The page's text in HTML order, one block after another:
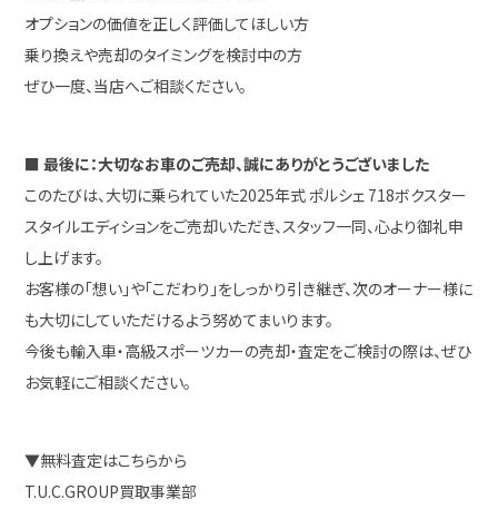
オプションの価値を正しく評価してほしい方
乗り換えや売却のタイミングを検討中の方
ぜひ一度、当店へご相談ください。
■ 最後に：大切なお車のご売却、誠にありがとうございました
このたびは、大切に乗られていた2025年式 ポルシェ 718ボクスター
スタイルエディションをご売却いただき、スタッフ一同、心より御礼申
し上げます。
お客様の「想い」や「こだわり」をしっかり引き継ぎ、次のオーナー様に
も大切にしていただけるよう努めてまいります。
今後も輸入車・高級スポーツカーの売却・査定をご検討の際は、ぜひ
お気軽にご相談ください。
▼無料査定はこちらから
T.U.C.GROUP買取事業部